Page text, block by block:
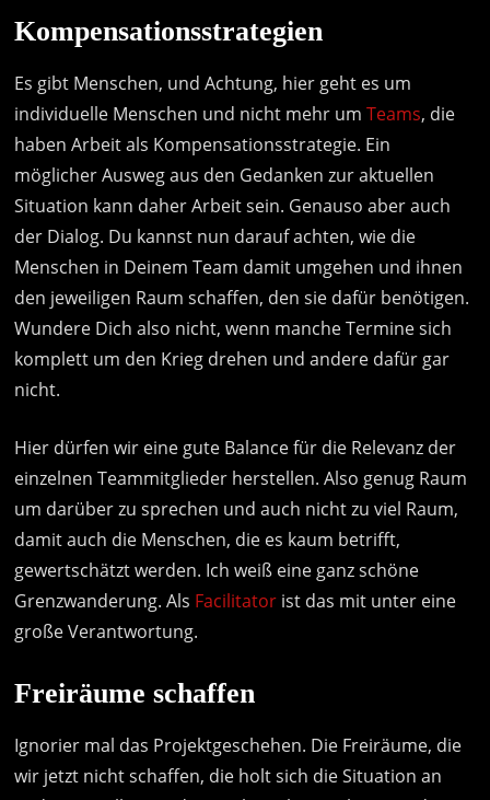
Kompensationsstrategien
Es gibt Menschen, und Achtung, hier geht es um
individuelle Menschen und nicht mehr umTeams, die
haben Arbeit als Kompensationsstrategie. Ein
möglicher Ausweg aus den Gedanken zur aktuellen
Situation kann daher Arbeit sein. Genauso aber auch
der Dialog. Du kannst nun darauf achten, wie die
Menschen in Deinem Team damit umgehen und ihnen
den jeweiligen Raum schaffen, den sie dafür benötigen.
Wundere Dich also nicht, wenn manche Termine sich
komplett um den Krieg drehen und andere dafür gar
nicht.
Hier dürfen wir eine gute Balance für die Relevanz der
einzelnen Teammitglieder herstellen. Also genug Raum
um darüber zu sprechen und auch nicht zu viel Raum,
damit auch die Menschen, die es kaum betrifft,
gewertschätzt werden. Ich weiß eine ganz schöne
Grenzwanderung. Als Facilitator ist das mit unter eine
große Verantwortung.
Freiräume schaffen
Ignorier mal das Projektgeschehen. Die Freiräume, die
wir jetzt nicht schaffen, die holt sich die Situation an